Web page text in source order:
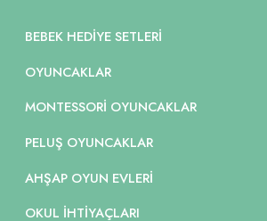
BEBEK HEDIYE SETLERI
OYUNCAKLAR
MONTESSORI OYUNCAKLAR
PELUŞ OYUNCAKLAR
AHŞAP OYUN EVLERI
OKUL İHTIYAÇLARI